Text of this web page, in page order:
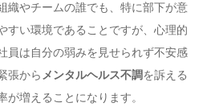
織やチームの誰でも、特に部下が意
すい環境であることですが、心理的
員は自分の弱みを見せられず不安感
張からメンタルヘルス不調を訴える
が増えることになります。